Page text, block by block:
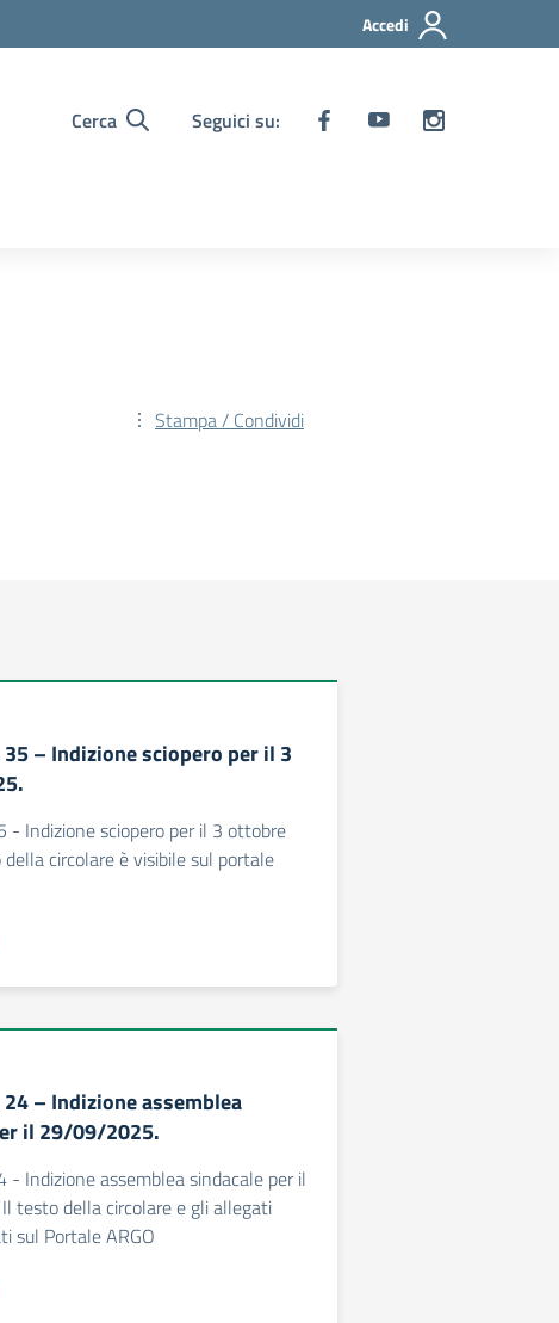
Accedi
Cerca Seguici su:
Stampa / Condividi
– Indizione sciopero per il 3
- Indizione sciopero per il 3 ottobre
circolare è visibile sul portale
– Indizione assemblea
il 29/09/2025.
- Indizione assemblea sindacale per il
testo della circolare e gli allegati
sul Portale ARGO